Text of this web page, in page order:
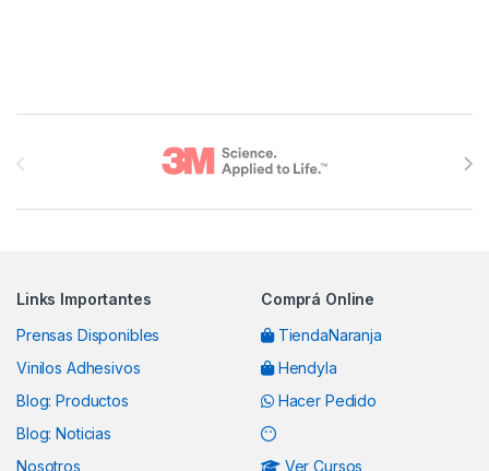
Links Importantes
Prensas Disponibles
Vinilos Adhesivos
Blog: Productos
Blog: Noticias
Nosotros
Comprá Online
TiendaNaranja
Hendyla
Hacer Pedido
Ver Cursos